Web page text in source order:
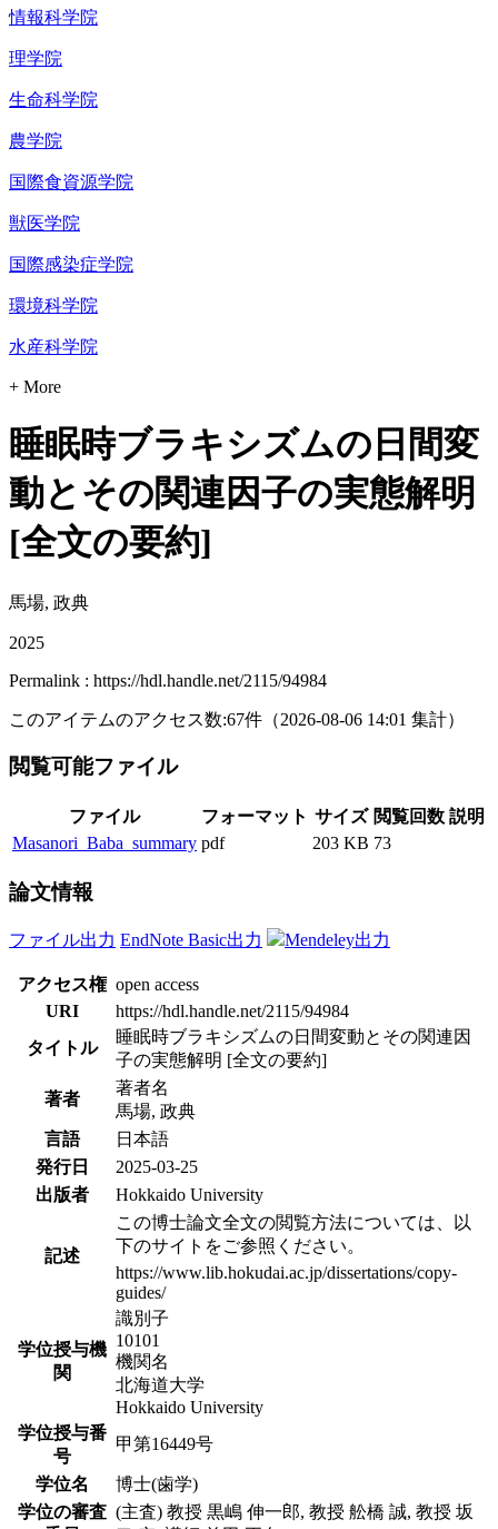
情報科学院
理学院
生命科学院
農学院
国際食資源学院
獣医学院
国際感染症学院
環境科学院
水産科学院
+ More
睡眠時ブラキシズムの日間変
動とその関連因子の実態解明
[全文の要約]
馬場, 政典
2025
Permalink : https://hdl.handle.net/2115/94984
このアイテムのアクセス数:67件 （2026-08-06 14:01 集計）
閲覧可能ファイル
ファイル フォーマット サイズ 閲覧回数 説明
Masanori_Baba_summary pdf 203 KB 73
論文情報
ファイル出力 EndNote Basic出力 Mendeley出力
アクセス権 open access
URI
https://hdl.handle.net/2115/94984
タイトル
睡眠時ブラキシズムの日間変動とその関連因
子の実態解明 [全文の要約]
著者
著者名
馬場, 政典
言語
日本語
発行日
2025-03-25
出版者
Hokkaido University
記述
この博士論文全文の閲覧方法については、以
下のサイトをご参照ください。
https://www.lib.hokudai.ac.jp/dissertations/copy-
guides/
学位授与機
関
識別子
10101
機関名
北海道大学
Hokkaido University
学位授与番
号
甲第16449号
学位名
博士(歯学)
学位の審査 (主査) 教授 黒嶋 伸一郎, 教授 舩橋 誠, 教授 坂